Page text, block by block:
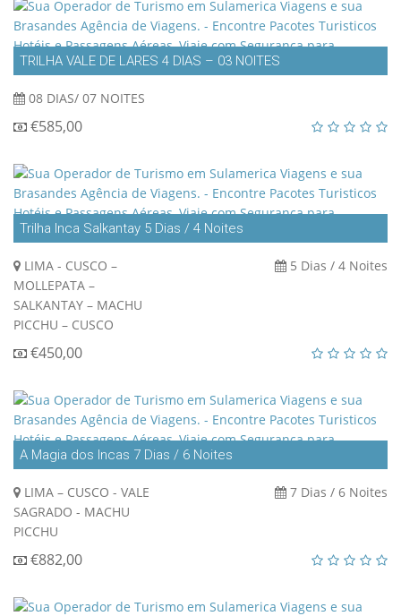
TRILHA VALE DE LARES 4 DIAS – 03 NOITES
08 DIAS/ 07 NOITES
€585,00
Trilha Inca Salkantay 5 Dias / 4 Noites
LIMA - CUSCO –
MOLLEPATA –
SALKANTAY – MACHU
PICCHU – CUSCO
5 Dias / 4 Noites
€450,00
A Magia dos Incas 7 Dias / 6 Noites
LIMA – CUSCO - VALE
SAGRADO - MACHU
PICCHU
7 Dias / 6 Noites
€882,00